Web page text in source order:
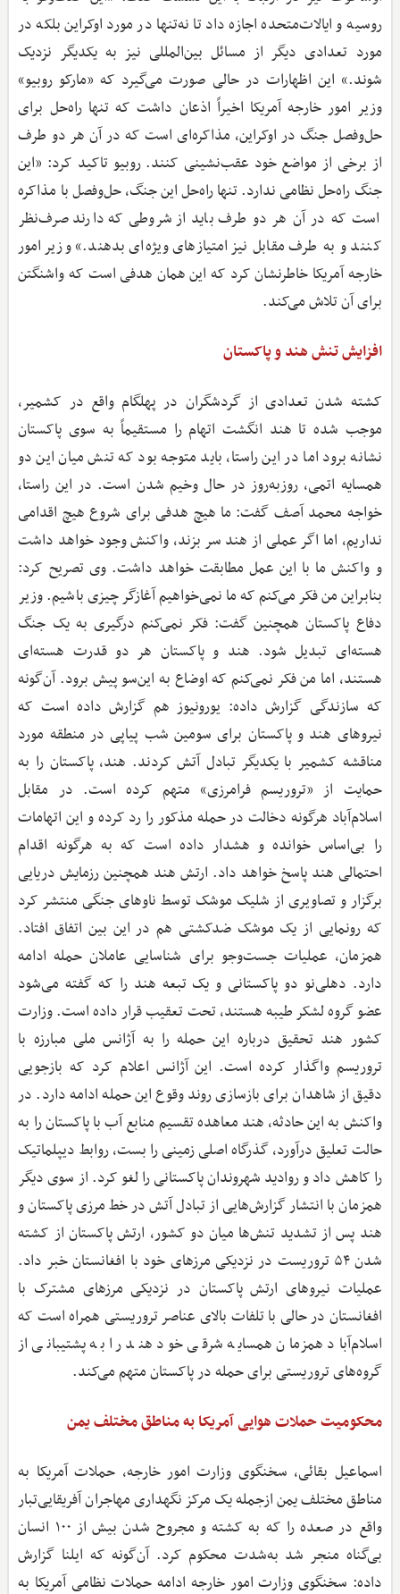
روسیه و ایالات‌متحده اجازه داد تا نه‌تنها در مورد اوکراین بلکه در
مورد تعدادی دیگر از مسائل بین‌المللی نیز به یکدیگر نزدیک
شوند.» این اظهارات در حالی صورت می‌گیرد که «مارکو روبیو»
وزیر امور خارجه آمریکا اخیراً اذعان داشت که تنها راه‌حل برای
حل‌وفصل جنگ در اوکراین، مذاکره‌ای است که در آن هر دو طرف
از برخی از مواضع خود عقب‌نشینی کنند. روبیو تاکید کرد: «این
جنگ راه‌حل نظامی ندارد. تنها راه‌حل این جنگ، حل‌وفصل با مذاکره
است که در آن هر دو طرف باید از شروطی که دارند صرف‌نظر
کنند و به طرف مقابل نیز امتیازهای ویژه‌ای بدهند.» وزیر امور
خارجه آمریکا خاطرنشان کرد که این همان هدفی است که واشنگتن
برای آن تلاش می‌کند.
افزایش تنش هند و پاکستان
کشته شدن تعدادی از گردشگران در پهلگام واقع در کشمیر،
موجب شده تا هند انگشت اتهام را مستقیماً به سوی پاکستان
نشانه برود اما در این راستا، باید متوجه بود که تنش میان این دو
همسایه اتمی، روزبه‌روز در حال وخیم شدن است. در این راستا،
خواجه محمد آصف گفت: ما هیچ هدفی برای شروع هیچ اقدامی
نداریم، اما اگر عملی از هند سر بزند، واکنش وجود خواهد داشت
و واکنش ما با این عمل مطابقت خواهد داشت. وی تصریح کرد:
بنابراین من فکر می‌کنم که ما نمی‌خواهیم آغازگر چیزی باشیم. وزیر
دفاع پاکستان همچنین گفت: فکر نمی‌کنم درگیری به یک جنگ
هسته‌ای تبدیل شود. هند و پاکستان هر دو قدرت هسته‌ای
هستند، اما من فکر نمی‌کنم که اوضاع به این‌سو پیش برود. آن‌گونه
که سازندگی گزارش داده: یورونیوز هم گزارش داده است که
نیروهای هند و پاکستان برای سومین شب پیاپی در منطقه مورد
مناقشه کشمیر با یکدیگر تبادل آتش کردند. هند، پاکستان را به
حمایت از «تروریسم فرامرزی» متهم کرده است. در مقابل
اسلام‌آباد هرگونه دخالت در حمله مذکور را رد کرده و این اتهامات
را بی‌اساس خوانده و هشدار داده است که به هرگونه اقدام
احتمالی هند پاسخ خواهد داد. ارتش هند همچنین رزمایش دریایی
برگزار و تصاویری از شلیک موشک توسط ناوهای جنگی منتشر کرد
که رونمایی از یک موشک ضدکشتی هم در این بین اتفاق افتاد.
همزمان، عملیات جست‌وجو برای شناسایی عاملان حمله ادامه
دارد. دهلی‌نو دو پاکستانی و یک تبعه هند را که گفته می‌شود
عضو گروه لشکر طیبه هستند، تحت تعقیب قرار داده است. وزارت
کشور هند تحقیق درباره این حمله را به آژانس ملی مبارزه با
تروریسم واگذار کرده است. این آژانس اعلام کرد که بازجویی
دقیق از شاهدان برای بازسازی روند وقوع این حمله ادامه دارد. در
واکنش به این حادثه، هند معاهده تقسیم منابع آب با پاکستان را به
حالت تعلیق درآورد، گذرگاه اصلی زمینی را بست، روابط دیپلماتیک
را کاهش داد و روادید شهروندان پاکستانی را لغو کرد. از سوی دیگر
همزمان با انتشار گزارش‌هایی از تبادل آتش در خط مرزی پاکستان و
هند پس از تشدید تنش‌ها میان دو کشور، ارتش پاکستان از کشته
شدن ۵۴ تروریست در نزدیکی مرزهای خود با افغانستان خبر داد.
عملیات نیروهای ارتش پاکستان در نزدیکی مرزهای مشترک با
افغانستان در حالی با تلفات بالای عناصر تروریستی همراه است که
اسلام‌آباد همزمان همسایه شرقی خود هند را به پشتیبانی از
گروه‌های تروریستی برای حمله در پاکستان متهم می‌کند.
محکومیت حملات هوایی آمریکا به مناطق مختلف یمن
اسماعیل بقائی، سخنگوی وزارت امور خارجه، حملات آمریکا به
مناطق مختلف یمن ازجمله یک مرکز نگهداری مهاجران آفریقایی‌تبار
واقع در صعده را که به کشته و مجروح شدن بیش از ۱۰۰ انسان
بی‌گناه منجر شد به‌شدت محکوم کرد. آن‌گونه که ایلنا گزارش
داده: سخنگوی وزارت امور خارجه ادامه حملات نظامی آمریکا به